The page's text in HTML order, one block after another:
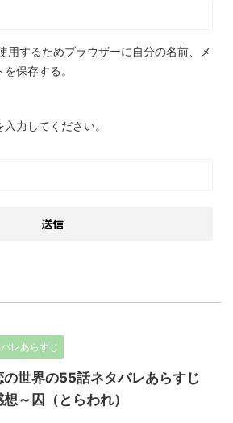
用するためブラウザーに自分の名前、メ
保存する。
力してください。
レあらすじ
の世界の55話ネタバレあらすじ
想～囚（とらわれ）